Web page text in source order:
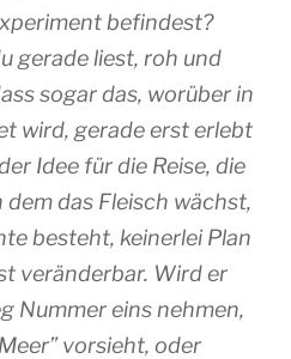
befindest?
gerade liest, roh und
sogar das, worüber in
wird, gerade erst erlebt
Idee für die Reise, die
dem das Fleisch wächst,
besteht, keinerlei Plan
veränderbar. Wird er
Nummer eins nehmen,
vorsieht, oder